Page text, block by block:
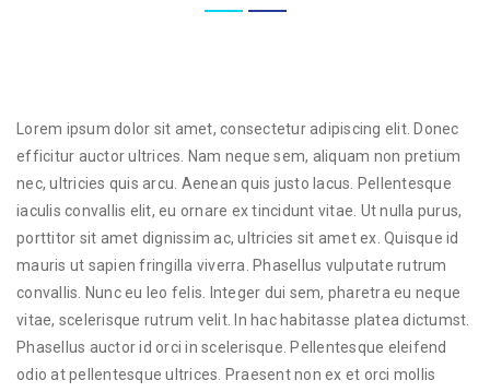
Lorem ipsum dolor sit amet, consectetur adipiscing elit. Donec
efficitur auctor ultrices. Nam neque sem, aliquam non pretium
nec, ultricies quis arcu. Aenean quis justo lacus. Pellentesque
iaculis convallis elit, eu ornare ex tincidunt vitae. Ut nulla purus,
porttitor sit amet dignissim ac, ultricies sit amet ex. Quisque id
mauris ut sapien fringilla viverra. Phasellus vulputate rutrum
convallis. Nunc eu leo felis. Integer dui sem, pharetra eu neque
vitae, scelerisque rutrum velit. In hac habitasse platea dictumst.
Phasellus auctor id orci in scelerisque. Pellentesque eleifend
odio at pellentesque ultrices. Praesent non ex et orci mollis